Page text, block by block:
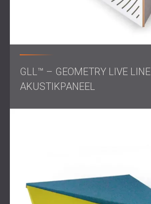
GLL™ – GEOMETRY LIVE LINE
AKUSTIKPANEEL